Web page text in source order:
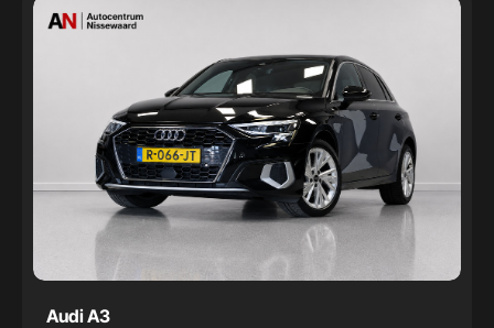
Audi A3